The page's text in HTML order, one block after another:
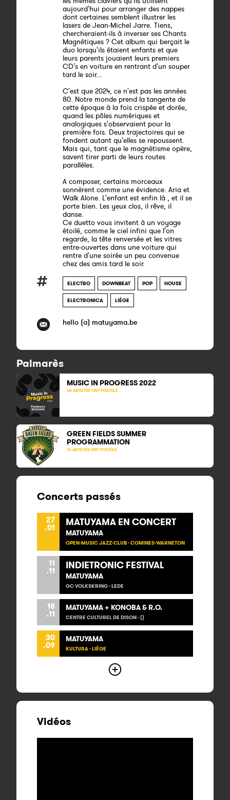
aujourd'hui pour arranger des nappes
dont certaines semblent illustrer les
lasers de Jean-Michel Jarre. Tiens,
chercheraient-ils à inverser ses Chants
Magnétiques ? Cet album qui berçait le
duo lorsqu'ils étaient enfants et que
leurs parents jouaient leurs premiers
CD's en voiture en rentrant d'un souper
tard le soir...
C'est que 2024, ce n'est pas les années
80. Notre monde prend la tangente de
cette époque à la fois crispée et dorée,
quand les pôles numériques et
analogiques s'observaient pour la
première fois. Deux trajectoires qui se
fondent autant qu'elles se repoussent.
Mais qui, tant que le magnétisme opère,
savent tirer parti de leurs routes
parallèles.
A composer, certains morceaux
sonnèrent comme une évidence. Aria et
Walk Alone. L'enfant est enfin là , et il se
porte bien. Les yeux clos, il rêve, il
danse.
Ce duetto vous invitent à un voyage
étoilé, comme le ciel infini que l'on
regarde, la tête renversée et les vitres
entre-ouvertes dans une voiture qui
rentre d'une soirée un peu convenue
chez des amis tard le soir.
ELECTRO DOWNBEAT POP HOUSE
ELECTRONICA LIÈGE
hello (a) matuyama.be
Palmarès
MUSIC IN PROGRESS2022
58 ARTISTES ONT POSTULÉ
GREEN FIELDSSUMMER
PROGRAMMATION
76 ARTISTES ONT POSTULÉ
Concerts passés
27
.01 MATUYAMA EN CONCERT
MATUYAMA
OPEN-MUSIC JAZZ-CLUB - COMINES-WARNETON
11
.11 INDIETRONIC FESTIVAL
MATUYAMA
GC VOLKSKRING - LEDE
18
.11
MATUYAMA + KONOBA & R.O.
CENTRE CULTUREL DE DISON - ()
30
.09
MATUYAMA
KULTURA - LIÈGE
Vidéos